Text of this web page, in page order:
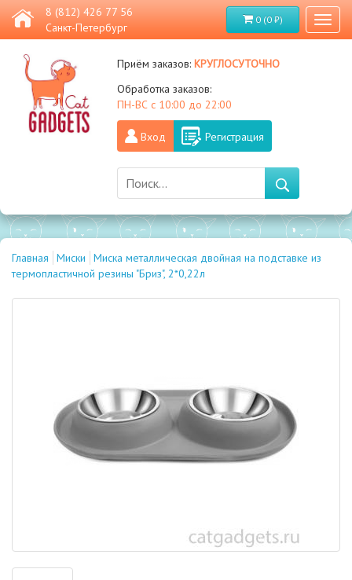
8 (812) 426 77 56
Санкт-Петербург
0 (0 ₽)
Приём заказов:круглосуточно
Обработка заказов:
ПН-ВС с 10:00 до 22:00
Вход Регистрация
Главная Миски
Миска металлическая двойная на подставке из
термопластичной резины "Бриз", 2*0,22л